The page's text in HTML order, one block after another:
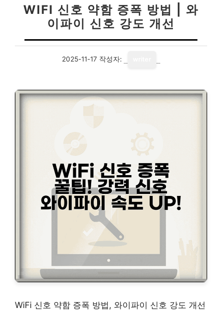
WIFI 신호 약함 증폭 방법 | 와
이파이 신호 강도 개선
2025-11-17 작성자:
WiFi 신호 약함 증폭 방법, 와이파이 신호 강도 개선